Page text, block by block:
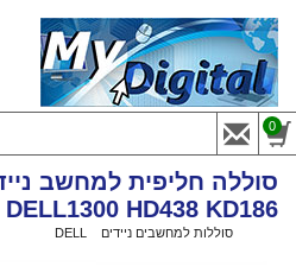
0
DELL1300 HD438 KD186
סוללות למחשבים ניידים DELL